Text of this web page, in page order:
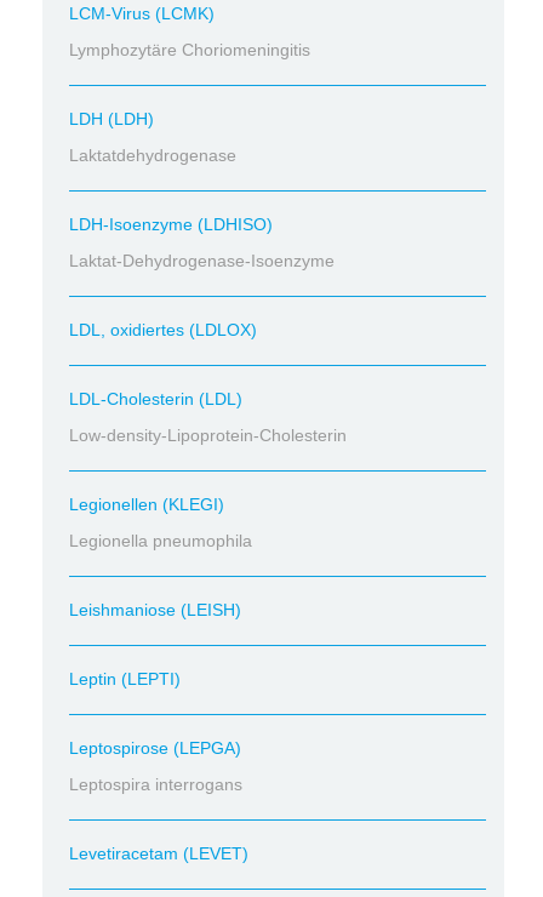
LCM-Virus (LCMK)
Lymphozytäre Choriomeningitis
LDH (LDH)
Laktatdehydrogenase
LDH-Isoenzyme (LDHISO)
Laktat-Dehydrogenase-Isoenzyme
LDL, oxidiertes (LDLOX)
LDL-Cholesterin (LDL)
Low-density-Lipoprotein-Cholesterin
Legionellen (KLEGI)
Legionella pneumophila
Leishmaniose (LEISH)
Leptin (LEPTI)
Leptospirose (LEPGA)
Leptospira interrogans
Levetiracetam (LEVET)